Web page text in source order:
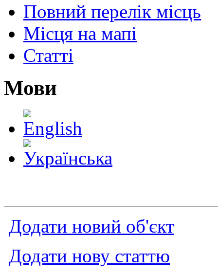
Повний перелік місць
Місця на мапі
Статті
Мови
Додати новий об'єкт
Додати нову статтю